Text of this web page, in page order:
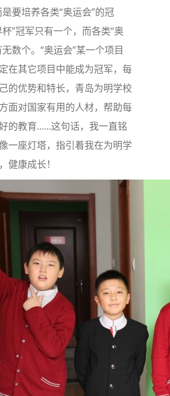
要培养各类“奥运会”的冠
”冠军只有一个，而各类“奥
数个。“奥运会”某一个项目
在其它项目中能成为冠军，每
的优势和特长，青岛为明学校
面对国家有用的人材，帮助每
的教育......这句话，我一直铭
一座灯塔，指引着我在为明学
健康成长！